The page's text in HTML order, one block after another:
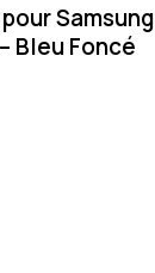
Samsung
Bleu Foncé